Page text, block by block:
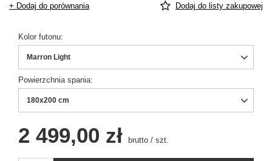
+ Dodaj do porównania Dodaj do listy zakupowej
Kolor futonu
Marron Light
Powierzchnia spania
180x200 cm
2 499,00 zł brutto / szt.